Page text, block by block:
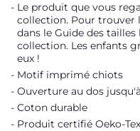
Le produit que vous
collection. Pour trouver
dans le Guide des
collection. Les enfants
eux !
Motif imprimé chiots
Ouverture au dos
Coton durable
Produit certifié Oeko-